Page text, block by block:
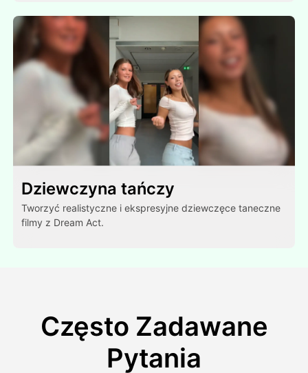
Dziewczyna tańczy
Tworzyć realistyczne i ekspresyjne dziewczęce taneczne
filmy z Dream Act.
Często Zadawane
Pytania